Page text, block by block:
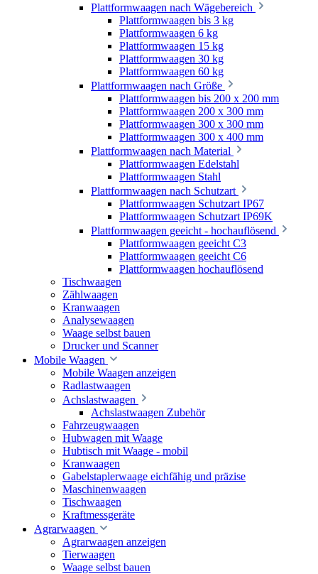
Plattformwaagen nach Wägebereich
Plattformwaagen bis 3 kg
Plattformwaagen 6 kg
Plattformwaagen 15 kg
Plattformwaagen 30 kg
Plattformwaagen 60 kg
Plattformwaagen nach Größe
Plattformwaagen bis 200 x 200 mm
Plattformwaagen 200 x 300 mm
Plattformwaagen 300 x 300 mm
Plattformwaagen 300 x 400 mm
Plattformwaagen nach Material
Plattformwaagen Edelstahl
Plattformwaagen Stahl
Plattformwaagen nach Schutzart
Plattformwaagen Schutzart IP67
Plattformwaagen Schutzart IP69K
Plattformwaagen geeicht - hochauflösend
Plattformwaagen geeicht C3
Plattformwaagen geeicht C6
Plattformwaagen hochauflösend
Tischwaagen
Zählwaagen
Kranwaagen
Analysewaagen
Waage selbst bauen
Drucker und Scanner
Mobile Waagen
Mobile Waagen anzeigen
Radlastwaagen
Achslastwaagen
Achslastwaagen Zubehör
Fahrzeugwaagen
Hubwagen mit Waage
Hubtisch mit Waage - mobil
Kranwaagen
Gabelstaplerwaage eichfähig und präzise
Maschinenwaagen
Tischwaagen
Kraftmessgeräte
Agrarwaagen
Agrarwaagen anzeigen
Tierwaagen
Waage selbst bauen